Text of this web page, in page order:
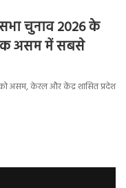
चुनाव 2026 के
असम में सबसे
असम, केरल और केंद्र शासित प्रदेश